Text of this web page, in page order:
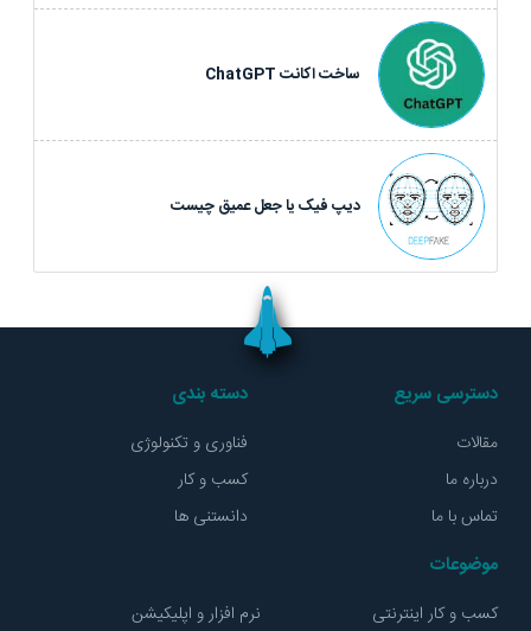
ساخت اکانت ChatGPT
ديپ فيک یا جعل عميق چيست
دسترسی سریع
مقالات
درباره ما
تماس با ما
دسته بندی
فناوری و تکنولوژی
کسب و کار
دانستنی ها
موضوعات
کسب و کار اینترنتی
نرم افزار و اپلیکیشن